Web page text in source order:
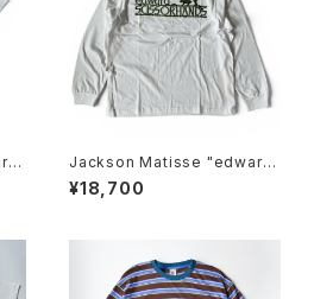
Jackson Matisse "edward
SCISSORHANDS Longslee
ve Tee"
¥18,700